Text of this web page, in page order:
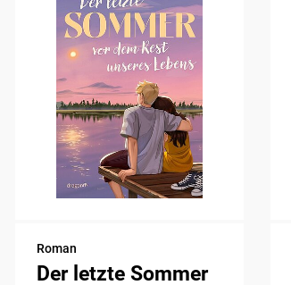
Roman
Der letzte Sommer